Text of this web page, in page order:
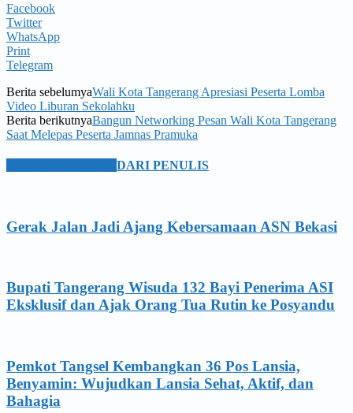
Facebook
Twitter
WhatsApp
Print
Telegram
Berita sebelumyaWali Kota Tangerang Apresiasi Peserta Lomba
Video Liburan Sekolahku
Berita berikutnyaBangun Networking Pesan Wali Kota Tangerang
Saat Melepas Peserta Jamnas Pramuka
DARI PENULIS
Gerak Jalan Jadi Ajang Kebersamaan ASN Bekasi
Bupati Tangerang Wisuda 132 Bayi Penerima ASI
Eksklusif dan Ajak Orang Tua Rutin ke Posyandu
Pemkot Tangsel Kembangkan 36 Pos Lansia,
Benyamin: Wujudkan Lansia Sehat, Aktif, dan
Bahagia